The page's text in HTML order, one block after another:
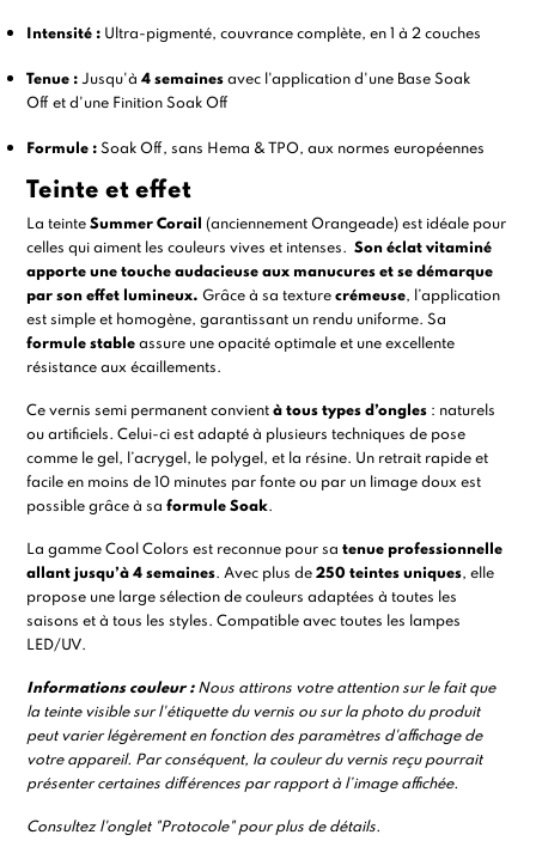
Intensité : Ultra-pigmenté, couvrance complète, en 1 à 2 couches
Tenue : Jusqu'à4 semaines avec l'application d'une Base Soak
Off et d'une Finition Soak Off
Formule : Soak Off, sans Hema & TPO, aux normes européennes
Teinte et effet
La teinteSummer Corail
(anciennement Orangeade) est idéale pour
celles qui aiment les couleurs vives et intenses.Son éclat vitaminé
apporte une touche audacieuse aux manucures et se démarque
par son effet lumineux.Grâce à sa texturecrémeuse, l’application
est simple et homogène, garantissant un rendu uniforme. Sa
formule stable assure une opacité optimale et une excellente
résistance aux écaillements.
Ce vernis semi permanent convientà tous types d’ongles : naturels
ou artificiels. Celui-ci est adapté à plusieurs techniques de pose
comme legel , l’acrygel , le polygel , et la résine. Un retrait rapide et
facile en moins de 10 minutes par fonte ou par un limage doux est
possible grâce à saformule Soak.
La gamme Cool Colors est reconnue pour satenue professionnelle
allant jusqu’à 4 semaines. Avec plus de250 teintes uniques, elle
propose une large sélection de couleurs adaptées à toutes les
saisons et à tous les styles. Compatible avec toutes les lampes
LED/UV.
Informationscouleur :Nous attirons votre attention sur le fait que
la teinte visible sur l'étiquette du vernis ou sur la photo du produit
peut varier légèrement en fonction des paramètres d'affichage de
votre appareil. Par conséquent, la couleur du vernis reçu pourrait
présenter certaines différences par rapport à l’image affichée.
Consultez l'onglet "Protocole" pour plus de détails.